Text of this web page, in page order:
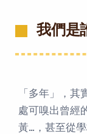
我們是
「多年」，其
處可嗅出曾經
黃…，甚至從